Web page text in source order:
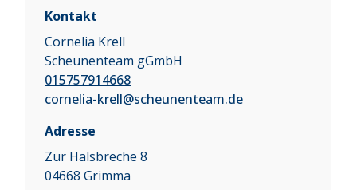
Kontakt
Cornelia Krell
Scheunenteam gGmbH
015757914668
cornelia-krell@scheunenteam.de
Adresse
Zur Halsbreche 8
04668 Grimma